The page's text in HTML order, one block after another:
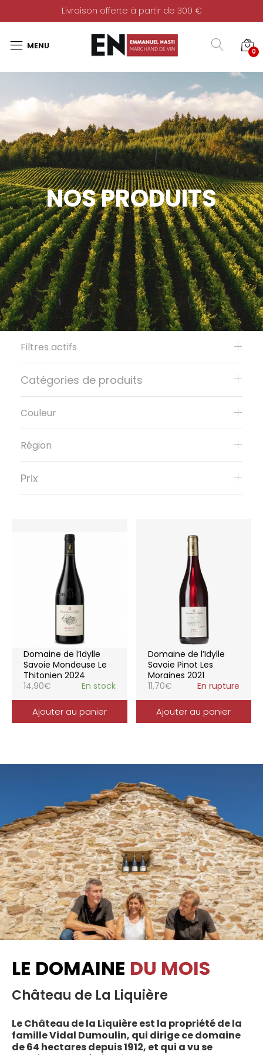
Livraison offerte à partir de 300 €
0
NOS PRODUITS
Domaine de l’Idylle
Savoie Mondeuse Le
Thitonien 2024
14,90€ En stock
Ajouter au panier
Domaine de l’Idylle
Savoie Pinot Les
Moraines 2021
11,70€ En rupture
Ajouter au panier
Filtres actifs
Catégories de produits
Couleur
Région
Prix
LE DOMAINE DU MOIS
Château de La Liquière
Le Château de la Liquière est la propriété de la
famille Vidal Dumoulin, qui dirige ce domaine
de 64 hectares depuis 1912, et qui a vu se